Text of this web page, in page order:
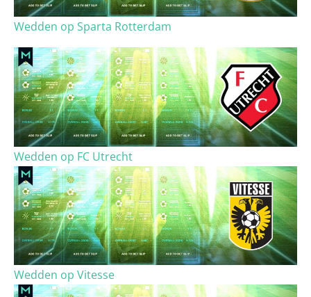
Wedden op Sparta Rotterdam
Wedden op FC Utrecht
Wedden op Vitesse